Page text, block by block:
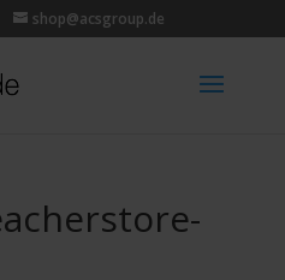
shop@acsgroup.de